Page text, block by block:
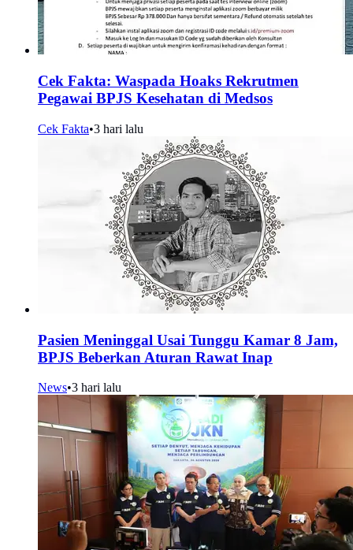
Cek Fakta: Waspada Hoaks Rekrutmen
Pegawai BPJS Kesehatan di Medsos
Cek Fakta•3 hari lalu
Pasien Meninggal Usai Tunggu Kamar 8 Jam,
BPJS Beberkan Aturan Rawat Inap
News•3 hari lalu